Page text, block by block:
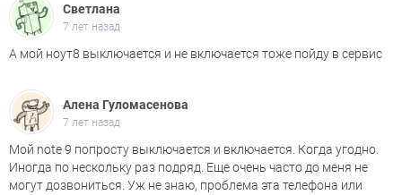
Светлана
7 лет назад
А мой ноут8 выключается и не включается тоже пойду в сервис
Алена Гуломасенова
7 лет назад
Мой note 9 попросту выключается и включается. Когда угодно.
Иногда по нескольку раз подряд. Еще очень часто до меня не
могут дозвониться. Уж не знаю, проблема эта телефона или